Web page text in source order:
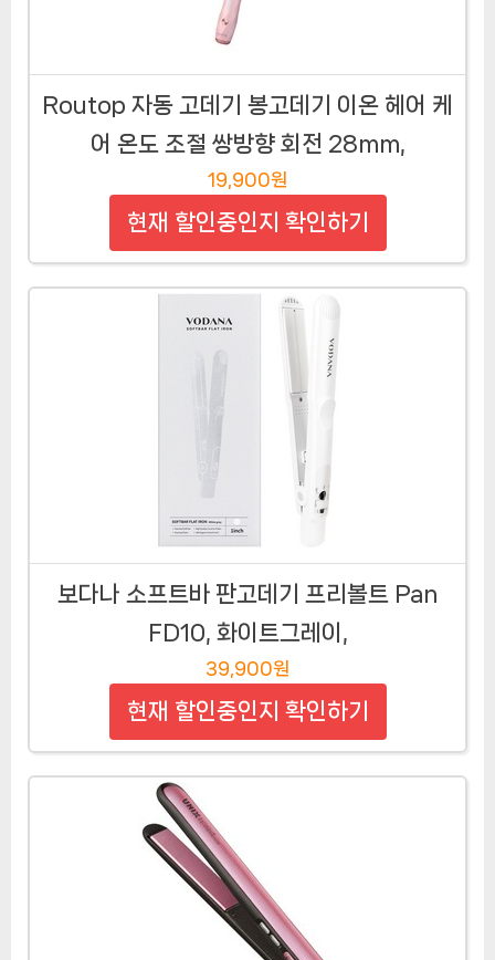
Routop 자동 고데기 봉고데기 이온 헤어 케
어 온도 조절 쌍방향 회전 28mm,
19,900원
현재 할인중인지 확인하기
보다나 소프트바 판고데기 프리볼트 Pan
FD10, 화이트그레이,
39,900원
현재 할인중인지 확인하기